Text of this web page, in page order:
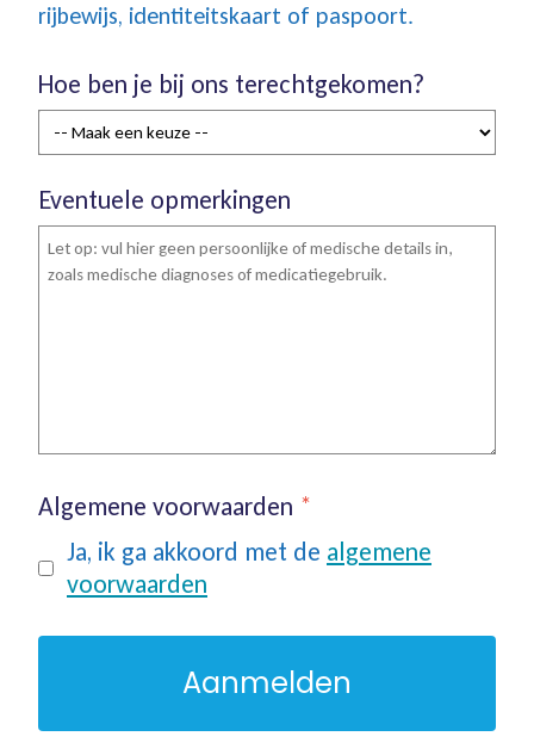
rijbewijs, identiteitskaart of paspoort.
Hoe ben je bij ons terechtgekomen?
Eventuele opmerkingen
Algemene voorwaarden *
Ja, ik ga akkoord met de algemene
voorwaarden